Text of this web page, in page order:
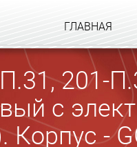
ГЛАВНАЯ
201-
с
Корпус -